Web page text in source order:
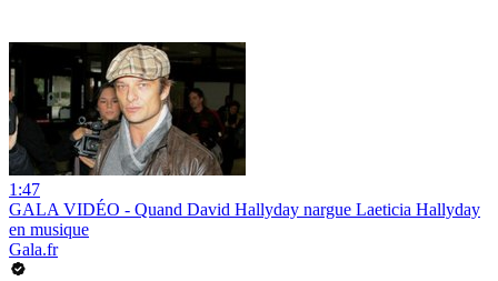
1:47
GALA VIDÉO - Quand David Hallyday nargue Laeticia Hallyday
en musique
Gala.fr